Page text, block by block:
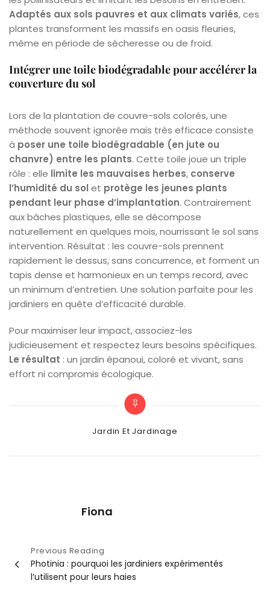
Adaptés aux sols pauvres et aux climats variés, ces
plantes transforment les massifs en oasis fleuries,
même en période de sécheresse ou de froid.
Intégrer une toile biodégradable pour accélérer la
couverture du sol
Lors de la plantation de couvre-sols colorés, une
méthode souvent ignorée mais très efficace consiste
à poser une toile biodégradable (en jute ou
chanvre) entre les plants. Cette toile joue un triple
rôle : elle limite les mauvaises herbes, conserve
l’humidité du sol et protège les jeunes plants
pendant leur phase d’implantation. Contrairement
aux bâches plastiques, elle se décompose
naturellement en quelques mois, nourrissant le sol sans
intervention. Résultat : les couvre-sols prennent
rapidement le dessus, sans concurrence, et forment un
tapis dense et harmonieux en un temps record, avec
un minimum d’entretien. Une solution parfaite pour les
jardiniers en quête d’efficacité durable.
Pour maximiser leur impact, associez-les
judicieusement et respectez leurs besoins spécifiques.
Le résultat : un jardin épanoui, coloré et vivant, sans
effort ni compromis écologique.
Categories
Jardin Et Jardinage
Fiona
Navigation
de
l’article
Previous Reading
Photinia : pourquoi les jardiniers expérimentés
l’utilisent pour leurs haies